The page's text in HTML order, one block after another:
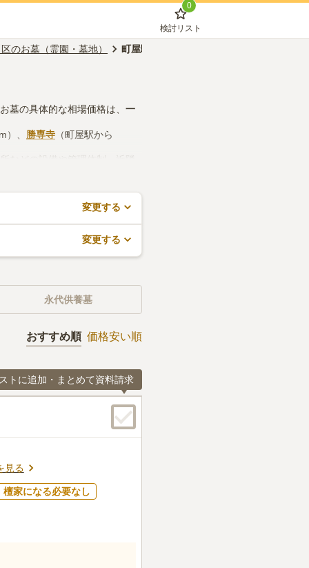
0
検討リスト
のお墓（霊園・墓地） 町屋駅前駅のお墓（霊園・墓地）
墓の具体的な相場価格は、 一
）、 勝専寺 （町屋駅から
などの設備や管理体制、近隣
で、活用してみてください。
変更する
変更する
永代供養墓
おすすめ順 価格安い順
トに追加・まとめて資料請求
見る
檀家になる必要なし